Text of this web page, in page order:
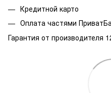
Кредитной карто
Оплата частями
Гарантия от производителя